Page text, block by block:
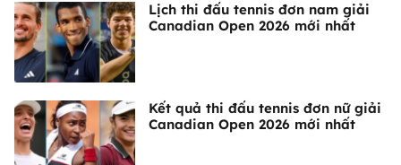
Lịch thi đấu tennis đơn nam giải
Canadian Open 2026 mới nhất
Kết quả thi đấu tennis đơn nữ giải
Canadian Open 2026 mới nhất